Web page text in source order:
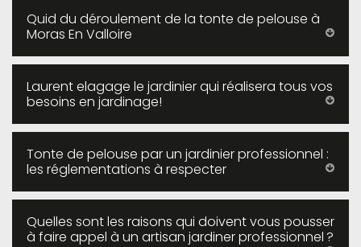
Quid du déroulement de la tonte de pelouse à
Moras En Valloire
Laurent elagage le jardinier qui réalisera tous vos
besoins en jardinage!
Tonte de pelouse par un jardinier professionnel :
les réglementations à respecter
Quelles sont les raisons qui doivent vous pousser
à faire appel à un artisan jardiner professionnel ?